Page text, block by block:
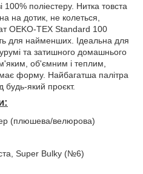
поліестеру. Нитка товста
на дотик, не колеться,
OEKO-TEX Standard 100
для найменших. Ідеальна для
та затишного домашнього
об'ємним і теплим,
форму. Найбагатша палітра
будь-який проєкт.
(плюшева/велюрова)
Super Bulky (№6)